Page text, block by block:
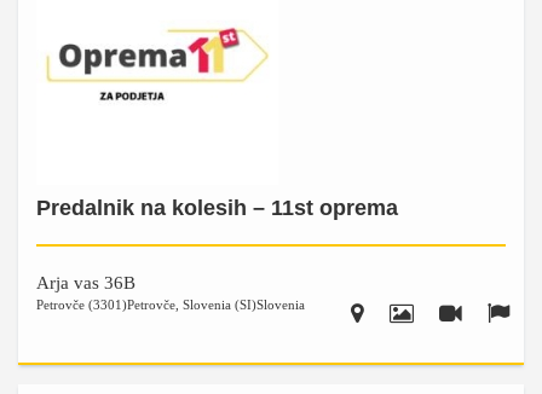
Predalnik na kolesih – 11st oprema
Arja vas 36B
Petrovče (3301)Petrovče Slovenia (SI)Slovenia